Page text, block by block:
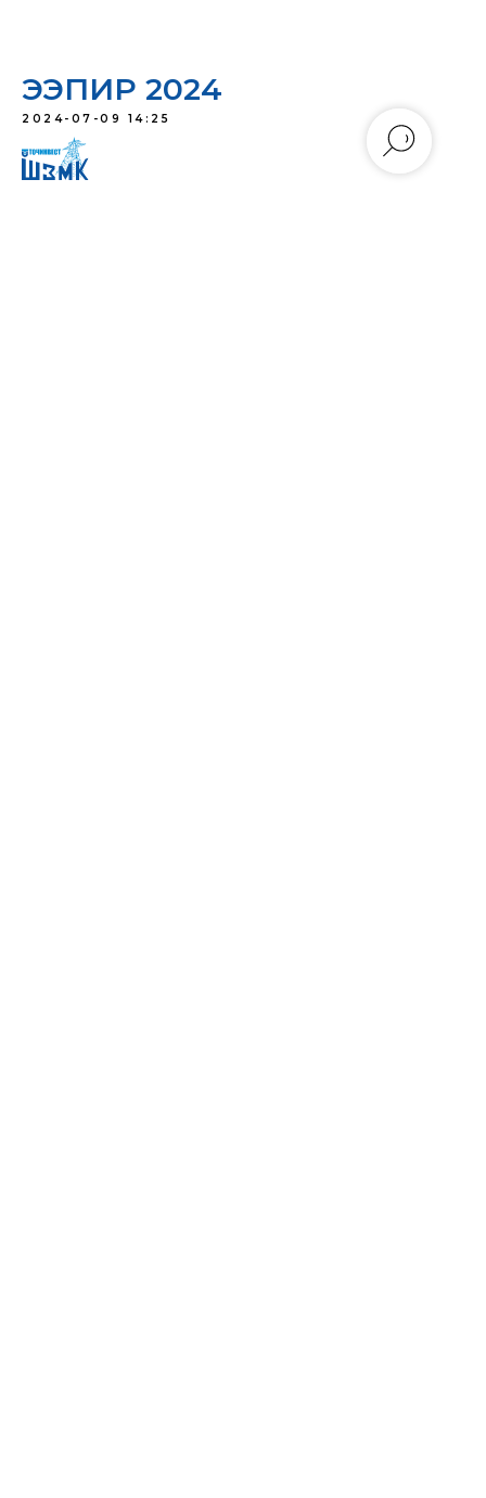
ЭЭПИР 2024
2024-07-09 14:25